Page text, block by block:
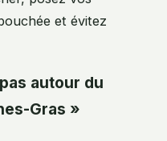
et évitez
autour du
Gras »